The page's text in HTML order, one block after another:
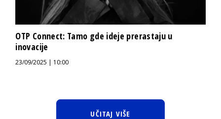
OTP Connect: Tamo gde ideje prerastaju u
inovacije
23/09/2025 | 10:00
UČITAJ VIŠE